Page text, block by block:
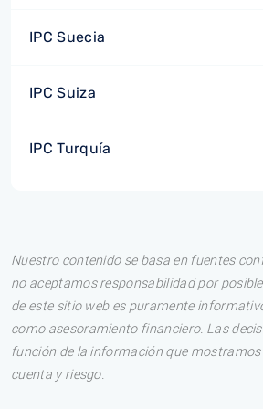
IPC Suecia
IPC Suiza
IPC Turquía
Nuestro contenido se basa en fuentes
no aceptamos responsabilidad por
de este sitio web es puramente
como asesoramiento financiero. Las
función de la información que
cuenta y riesgo.